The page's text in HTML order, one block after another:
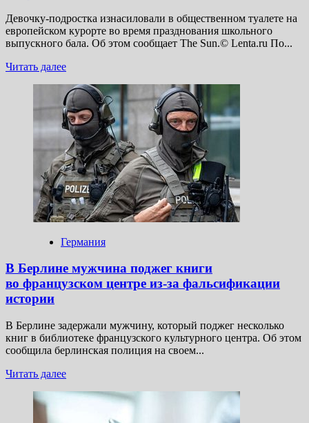
Девочку-подростка изнасиловали в общественном туалете на
европейском курорте во время празднования школьного
выпускного бала. Об этом сообщает The Sun.© Lenta.ru По...
Читать далееПрочитать
о
Подростка
изнасиловали
в общественном
туалете
европейского
курорта
на выпускном
балу
Германия
В Берлине мужчина поджег книги
во французском центре из-за фальсификации
истории
В Берлине задержали мужчину, который поджег несколько
книг в библиотеке французского культурного центра. Об этом
сообщила берлинская полиция на своем...
Читать далееПрочитать
о